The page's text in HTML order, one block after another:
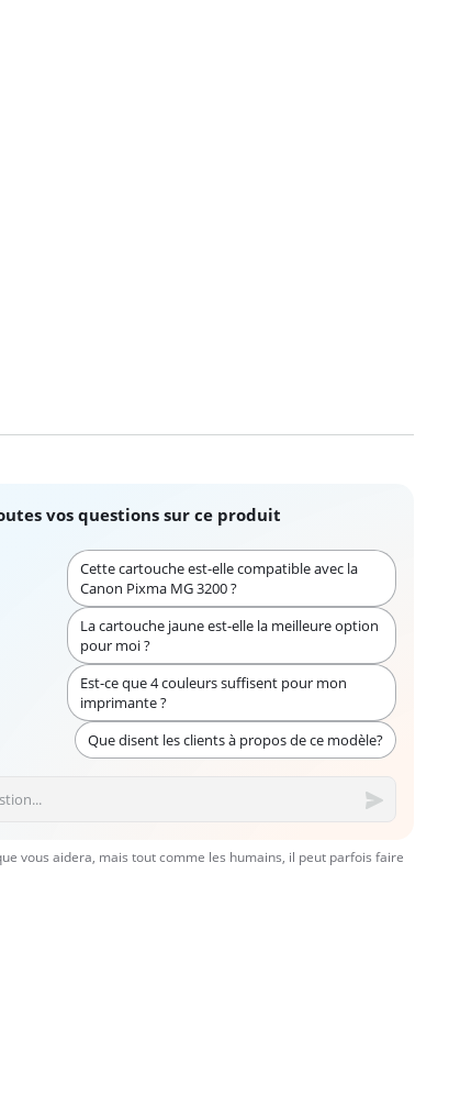
vos questions sur ce produit
Cette cartouche est-elle compatible avec la
Canon Pixma MG 3200 ?
La cartouche jaune est-elle la meilleure option
pour moi ?
Est-ce que 4 couleurs suffisent pour mon
imprimante ?
Que disent les clients à propos de ce modèle?
vous aidera, mais tout comme les humains, il peut parfois faire